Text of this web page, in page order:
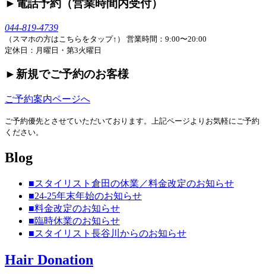
►︎電話予約（営業時間内受付）
044-819-4739
（スマホの方はこちらをタップ↑）
営業時間：9:00〜20:00
定休日：月曜日・第3火曜日
►︎新規でご予約のお客様
ご予約案内ページへ
ご予約優先とさせていただいております。上記ページよりお気軽にご予約
ください。
Blog
■スタイリスト倉田の休業／料金改定のお知らせ
■24-25年末年始のお知らせ
■料金改定のお知らせ
■臨時休業のお知らせ
■スタイリスト長谷川からのお知らせ
Hair Donation